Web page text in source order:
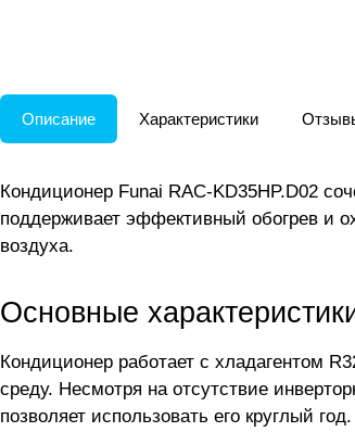
Описание Характеристики
Кондиционер Funai RAC-KD35HP.D02
поддерживает эффективный обогрев и
воздуха.
Основные
Кондиционер работает с хладагентом
среду. Несмотря на отсутствие
позволяет использовать его круглый